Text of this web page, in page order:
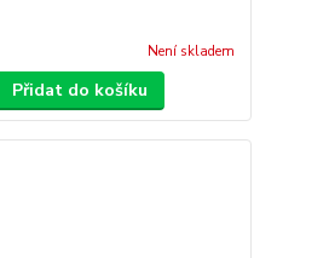
Není skladem
Přidat do košíku